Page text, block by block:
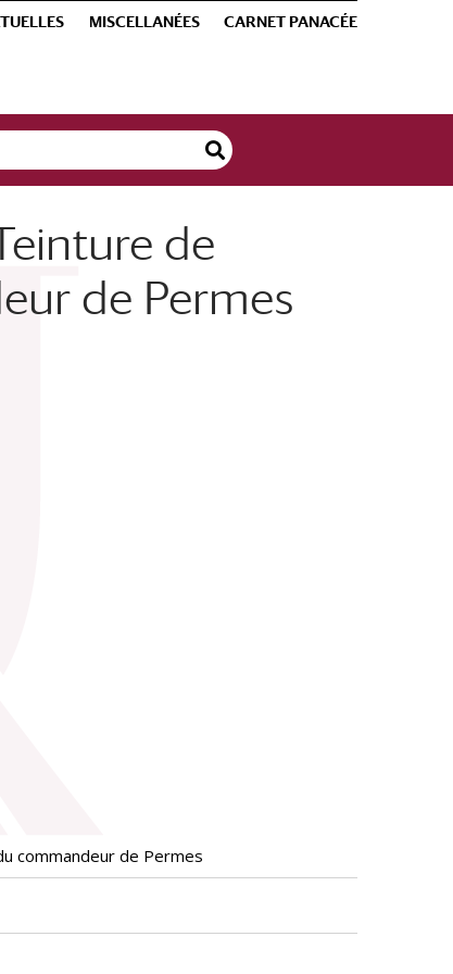
MISCELLANÉES CARNET PANACÉE
de
de Permes
commandeur de Permes